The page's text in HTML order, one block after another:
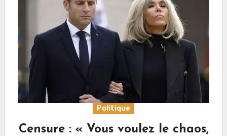
Politique
Censure : « Vous voulez le chaos,